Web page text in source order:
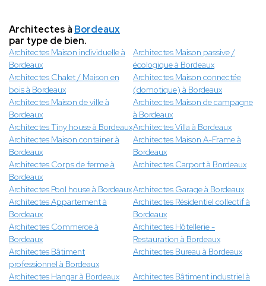
Architectes à Bordeaux
par type de bien.
Architectes Maison individuelle à
Bordeaux
Architectes Maison passive /
écologique à Bordeaux
Architectes Chalet / Maison en
bois à Bordeaux
Architectes Maison connectée
(domotique) à Bordeaux
Architectes Maison de ville à
Bordeaux
Architectes Maison de campagne
à Bordeaux
Architectes Tiny house à BordeauxArchitectes Villa à Bordeaux
Architectes Maison container à
Bordeaux
Architectes Maison A-Frame à
Bordeaux
Architectes Corps de ferme à
Bordeaux
Architectes Carport à Bordeaux
Architectes Pool house à BordeauxArchitectes Garage à Bordeaux
Architectes Appartement à
Bordeaux
Architectes Résidentiel collectif à
Bordeaux
Architectes Commerce à
Bordeaux
Architectes Hôtellerie -
Restauration à Bordeaux
Architectes Bâtiment
professionnel à Bordeaux
Architectes Bureau à Bordeaux
Architectes Hangar à Bordeaux
Architectes Bâtiment industriel à